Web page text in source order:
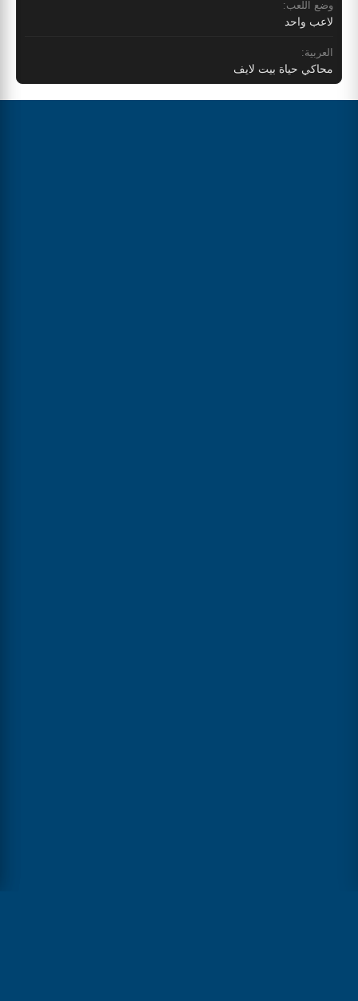
وضع اللعب:
لاعب واحد
العربية:
محاكي حياة بيت لايف